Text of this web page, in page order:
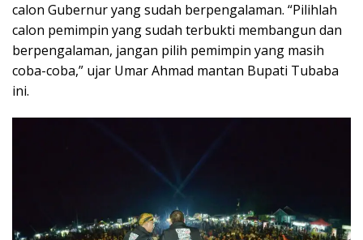
calon Gubernur yang sudah berpengalaman. “Pilihlah
calon pemimpin yang sudah terbukti membangun dan
berpengalaman, jangan pilih pemimpin yang masih
coba-coba,” ujar Umar Ahmad mantan Bupati Tubaba
ini.